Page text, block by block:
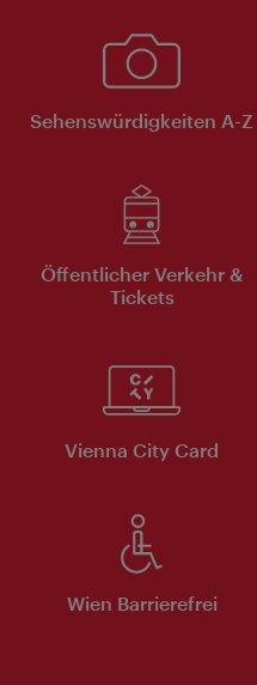
Sehenswürdigkeiten A-Z
Öffentlicher Verkehr &
Tickets
Vienna City Card
Wien Barrierefrei